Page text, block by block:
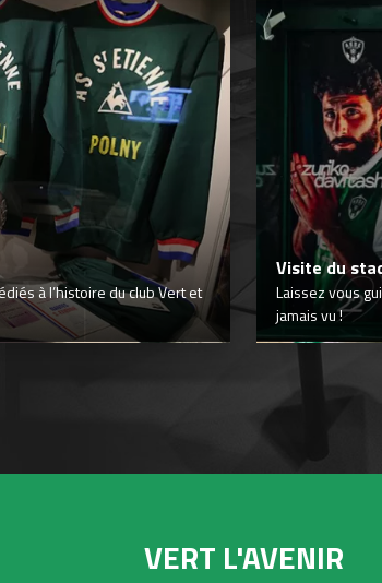
à l’histoire du club Vert et
Visite du
Laissez vous
jamais vu !
VERT L'AVENIR